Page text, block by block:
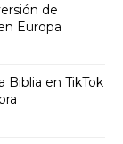
de
Europa
Biblia en TikTok